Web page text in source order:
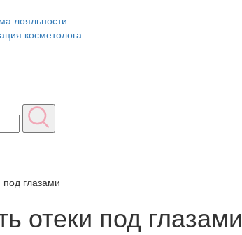
лояльности
косметолога
под глазами
отеки под глазами